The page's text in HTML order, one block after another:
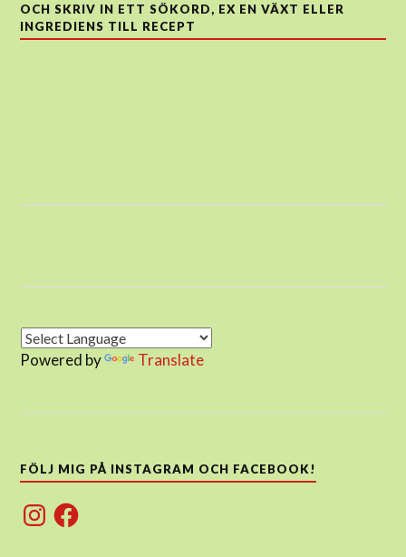
OCH SKRIV IN ETT SÖKORD, EX EN VÄXT ELLER
INGREDIENS TILL RECEPT
Powered by Translate
FÖLJ MIG PÅ INSTAGRAM OCH FACEBOOK!
InstagramFacebook